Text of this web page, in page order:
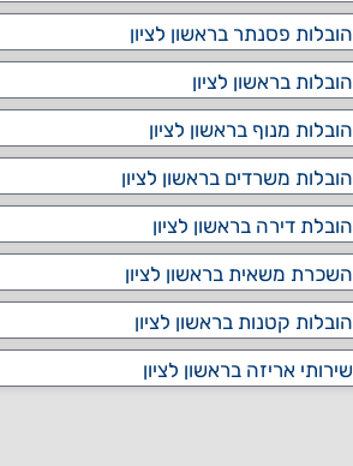
הובלות פסנתר בראשון לציון
הובלות בראשון לציון
הובלות מנוף בראשון לציון
הובלות משרדים בראשון לציון
הובלת דירה בראשון לציון
השכרת משאית בראשון לציון
הובלות קטנות בראשון לציון
שירותי אריזה בראשון לציון